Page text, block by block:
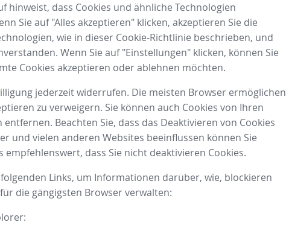
hinweist, dass Cookies und ähnliche Technologien
Sie auf "Alles akzeptieren" klicken, akzeptieren Sie die
wie in dieser Cookie-Richtlinie beschrieben, und
Wenn Sie auf "Einstellungen" klicken, können Sie
Cookies akzeptieren oder ablehnen möchten.
jederzeit widerrufen. Die meisten Browser ermöglichen
zu verweigern. Sie können auch Cookies von Ihren
Beachten Sie, dass das Deaktivieren von Cookies
und vielen anderen Websites beeinflussen können Sie
empfehlenswert, dass Sie nicht deaktivieren Cookies.
Links, um Informationen darüber, wie, blockieren
die gängigsten Browser verwalten: